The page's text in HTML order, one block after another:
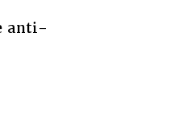
anti-